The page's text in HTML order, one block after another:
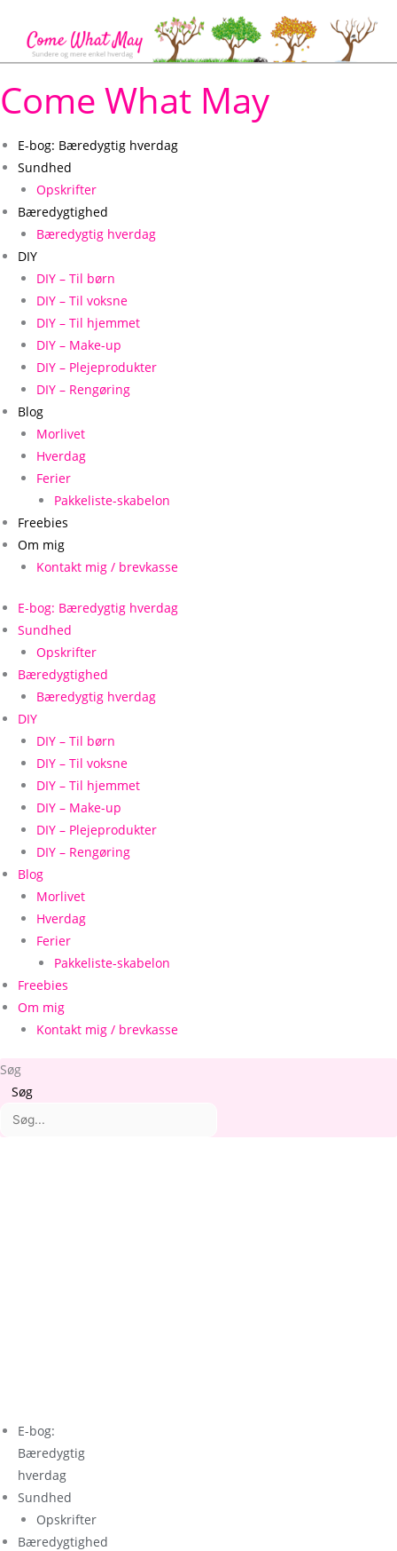
indholdet
Come What May
E-bog: Bæredygtig hverdag
Sundhed
Opskrifter
Bæredygtighed
Bæredygtig hverdag
DIY
DIY – Til børn
DIY – Til voksne
DIY – Til hjemmet
DIY – Make-up
DIY – Plejeprodukter
DIY – Rengøring
Blog
Morlivet
Hverdag
Ferier
Pakkeliste-skabelon
Freebies
Om mig
Kontakt mig / brevkasse
E-bog: Bæredygtig hverdag
Sundhed
Opskrifter
Bæredygtighed
Bæredygtig hverdag
DIY
DIY – Til børn
DIY – Til voksne
DIY – Til hjemmet
DIY – Make-up
DIY – Plejeprodukter
DIY – Rengøring
Blog
Morlivet
Hverdag
Ferier
Pakkeliste-skabelon
Freebies
Om mig
Kontakt mig / brevkasse
Søg
Søg
E-bog:
Bæredygtig
hverdag
Sundhed
Opskrifter
Bæredygtighed